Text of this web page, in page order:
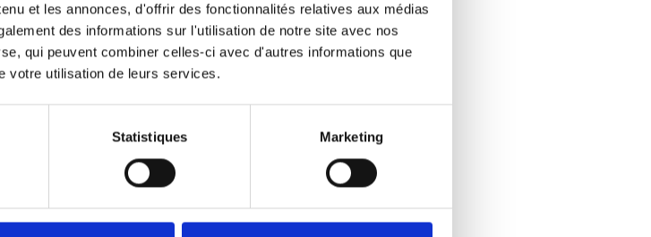
et les annonces, d'offrir des fonctionnalités relatives aux médias
des informations sur l'utilisation de notre site avec nos
qui peuvent combiner celles-ci avec d'autres informations que
votre utilisation de leurs services.
Statistiques Marketing